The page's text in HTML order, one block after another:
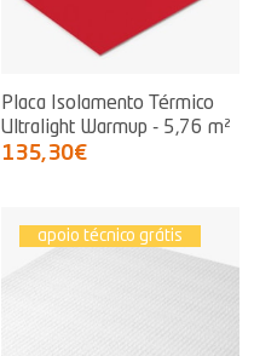
Placa Isolamento Térmico
Ultralight Warmup - 5,76 m²
135,30€
apoio técnico grátis